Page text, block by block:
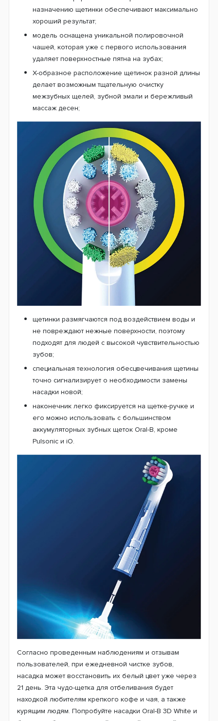
назначению щетинки обеспечивают максимально
хороший результат;
модель оснащена уникальной полировочной
чашей, которая уже с первого использования
удаляет поверхностные пятна на зубах;
Х-образное расположение щетинок разной длины
делает возможным тщательную очистку
межзубных щелей, зубной эмали и бережливый
массаж десен;
щетинки размягчаются под воздействием воды и
не повреждают нежные поверхности, поэтому
подходят для людей с высокой чувствительностью
зубов;
специальная технология обесцвечивания щетины
точно сигнализирует о необходимости замены
насадки новой;
наконечник легко фиксируется на щетке-ручке и
его можно использовать с большинством
аккумуляторных зубных щеток Oral-B, кроме
Pulsonic и iO.
Согласно проведенным наблюдениям и отзывам
пользователей, при ежедневной чистке зубов,
насадка может восстановить их белый цвет уже через
21 день. Эта чудо-щетка для отбеливания будет
находкой любителям крепкого кофе и чая, а также
курящим людям. Попробуйте насадки Oral-B 3D White и